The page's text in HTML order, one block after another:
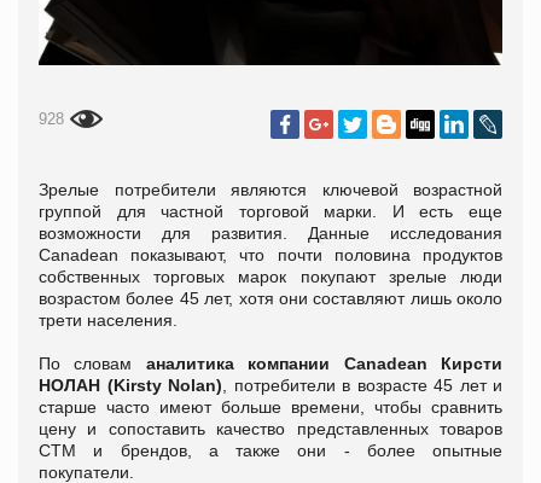
928
Зрелые потребители являются ключевой возрастной
группой для частной торговой марки. И есть еще
возможности для развития. Данные исследования
Canadean показывают, что почти половина продуктов
собственных торговых марок покупают зрелые люди
возрастом более 45 лет, хотя они составляют лишь около
трети населения.
По словам аналитика компании Canadean
Кирсти
НОЛАН (Kirsty Nolan) , потребители в возрасте 45 лет и
старше часто имеют больше времени, чтобы сравнить
цену и сопоставить качество представленных товаров
СТМ и брендов, а также они - более опытные
покупатели.